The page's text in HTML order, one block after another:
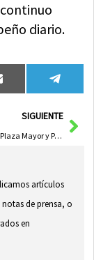
diario.
Compartir
en
Email
en
SIGUIENTE
Reabren Aseos de Plaza Mayor y Parque de San Julián con Nuevos Baños Portátiles
artículos
de prensa, o
en